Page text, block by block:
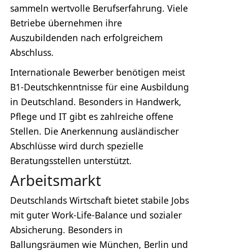
sammeln wertvolle Berufserfahrung. Viele
Betriebe übernehmen ihre
Auszubildenden nach erfolgreichem
Abschluss.
Internationale Bewerber benötigen meist
B1-Deutschkenntnisse für eine Ausbildung
in Deutschland. Besonders in Handwerk,
Pflege und IT gibt es zahlreiche offene
Stellen. Die Anerkennung ausländischer
Abschlüsse wird durch spezielle
Beratungsstellen unterstützt.
Arbeitsmarkt
Deutschlands Wirtschaft bietet stabile Jobs
mit guter Work-Life-Balance und sozialer
Absicherung. Besonders in
Ballungsräumen wie München, Berlin und